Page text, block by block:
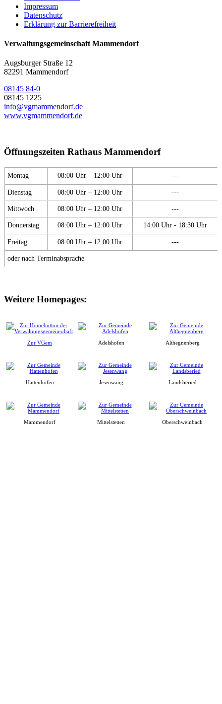
Impressum
Datenschutz
Erklärung zur Barrierefreiheit
Verwaltungsgemeinschaft Mammendorf
Augsburger Straße 12
82291 Mammendorf
08145 84-0
08145 1225
info@vgmammendorf.de
www.vgmammendorf.de
Öffnungszeiten Rathaus Mammendorf
Montag 08:00 Uhr – 12:00 Uhr ---
Dienstag 08:00 Uhr – 12:00 Uhr ---
Mittwoch 08:00 Uhr – 12:00 Uhr ---
Donnerstag 08:00 Uhr – 12:00 Uhr 14:00 Uhr - 18:30 Uhr
Freitag 08:00 Uhr – 12:00 Uhr ---
oder nach Terminabsprache
Weitere Homepages:
Zur VGem Adelshofen Althegnenberg
Hattenhofen Jesenwang Landsberied
Mammendorf Mittelstetten Oberschweinbach